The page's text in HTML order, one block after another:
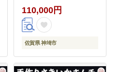
110,000円
佐賀県 神埼市